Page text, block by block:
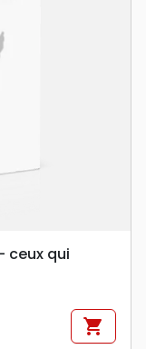
ceux qui
shopping_cart